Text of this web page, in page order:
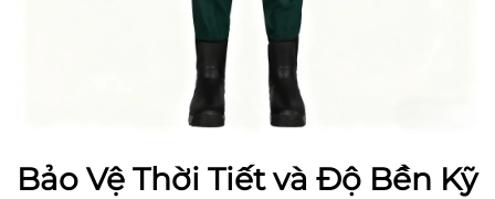
Bảo Vệ Thời Tiết và Độ Bền Kỹ